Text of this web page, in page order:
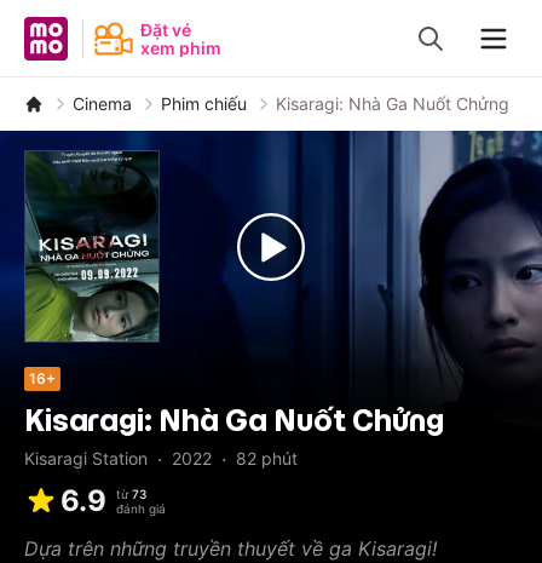
MoMo - Ứng dụng tài chính
Đặt vé
xem phim
Cinema Phim chiếu Kisaragi: Nhà Ga Nuốt Chửng
16+
Kisaragi: Nhà Ga Nuốt Chửng
Kisaragi Station · 2022 · 82 phút
6.9 từ 73
đánh giá
Dựa trên những truyền thuyết về ga Kisaragi!